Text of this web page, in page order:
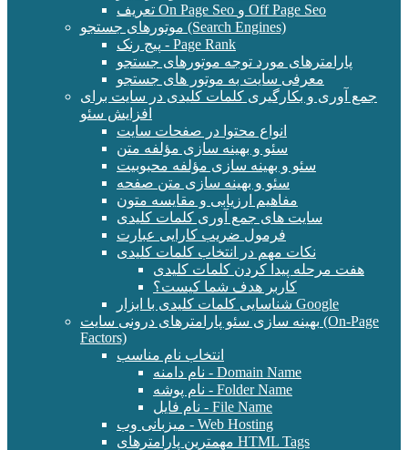
تعریف On Page Seo و Off Page Seo
موتورهای جستجو (Search Engines)
پیج رنک - Page Rank
پارامترهای مورد توجه موتورهای جستجو
معرفی سایت به موتور های جستجو
جمع آوری و بکارگیری کلمات کلیدی در سایت برای
افزایش سئو
انواع محتوا در صفحات سایت
سئو و بهینه سازی مؤلفه متن
سئو و بهینه سازی مؤلفه محبوبیت
سئو و بهینه سازی متن صفحه
مفاهیم ارزیابی و مقایسه متون
سایت های جمع آوری کلمات کلیدی
فرمول ضریب کارایی عبارت
نکات مهم در انتخاب کلمات کلیدی
هفت مرحله پیدا کردن کلمات کلیدی
کاربر هدف شما کیست؟
شناسایی کلمات کلیدی با ابزار Google
بهینه سازی سئو پارامترهای درونی سایت (On-Page
Factors)
انتخاب نام مناسب
نام دامنه - Domain Name
نام پوشه - Folder Name
نام فایل - File Name
میزبانی وب - Web Hosting
مهمترین پارامترهای HTML Tags